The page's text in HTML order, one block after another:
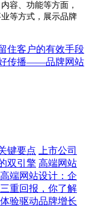
容、功能等方面，
等方式，展示品牌
住客户的有效手段
传播——品牌网站
键要点
上市公司
双引擎 高端网站
端网站设计：企
重回报，你了解
验驱动品牌增长